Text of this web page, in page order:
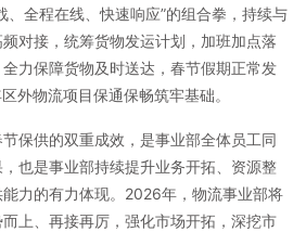
、全程在线、快速响应”的组合拳，持续与
对接，统筹货物发运计划，加班加点落
力保障货物及时送达，春节假期正常发
外物流项目保通保畅筑牢基础。
保供的双重成效，是事业部全体员工同
也是事业部持续提升业务开拓、资源整
力的有力体现。2026年，物流事业部将
上、再接再厉，强化市场开拓，深挖市